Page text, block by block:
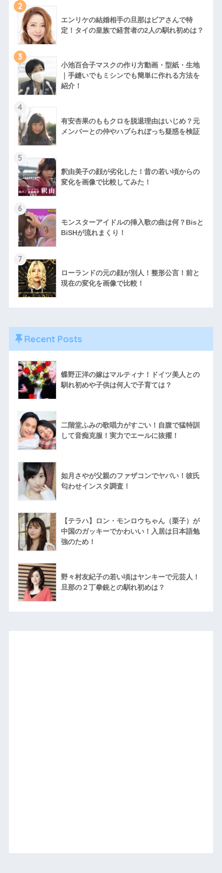
2
エンリケの結婚相手の旦那はビアさんで特
定！タイの皇族で経営者の2人の馴れ初めは？
3
小池百合子マスクの作り方動画・型紙・生地
｜手縫いでもミシンでも簡単に作れる方法を
紹介！
4
有安杏果のももクロを脱退理由はいじめ？元
メンバーとの仲やハブられぼっち疑惑を検証
5
釈由美子の顔が劣化した！昔の若い頃からの
変化を画像で比較してみた！
6
モンスターアイドルの挿入歌の曲は何？Bisと
BiSHが流れまくり！
7
ローランドの元の顔が別人！整形公言！前と
現在の変化を画像で比較！
Recent Posts
蝶野正洋の嫁はマルティナ！ドイツ美人との
馴れ初めや子供は何人で子育ては？
二階堂ふみの歌唱力がすごい！自腹で猛特訓
して音痴克服！実力でエールに抜擢！
如月さやが父親のファザコンでヤバい！彼氏
匂わせインスタ調査！
【テラハ】ロン・モンロウちゃん（栗子）が
中国のガッキーでかわいい！入居は日本語勉
強のため！
野々村友紀子の若い頃はヤンキーで元芸人！
旦那の２丁拳銃との馴れ初めは？